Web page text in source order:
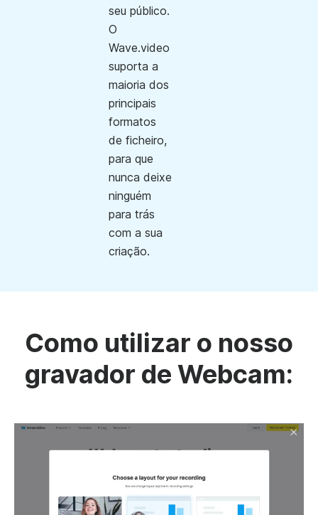
seu público.
O
Wave.video
suporta a
maioria dos
principais
formatos
de ficheiro,
para que
nunca deixe
ninguém
para trás
com a sua
criação.
Como utilizar o nosso
gravador de Webcam: